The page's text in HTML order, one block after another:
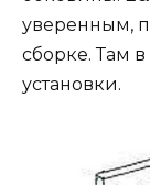
уверенным,
сборке. Там
установки.